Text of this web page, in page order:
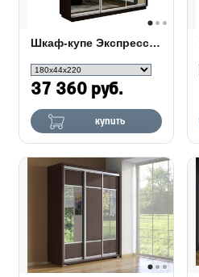
Шкаф-купе Экспресс 3-х дверный (Зеркало)
37 360 руб.
купить